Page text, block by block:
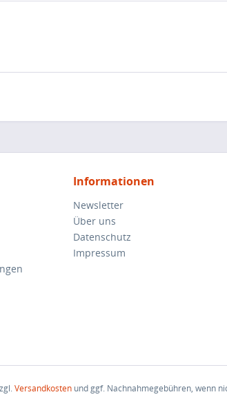
Informationen
Newsletter
Über uns
Datenschutz
Impressum
Versandkostenund ggf. Nachnahmegebühren, wenn